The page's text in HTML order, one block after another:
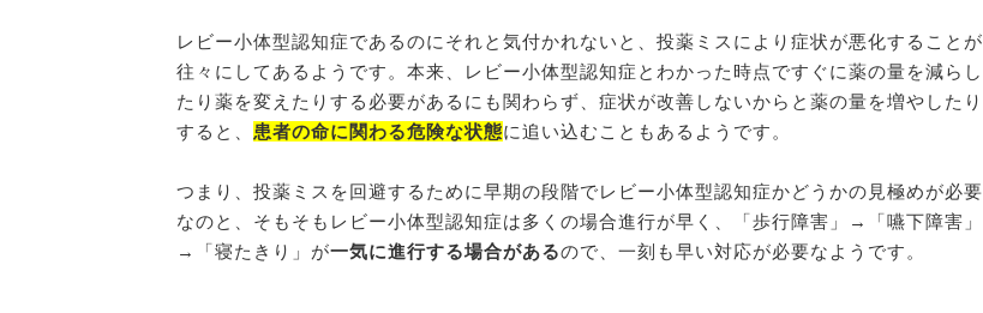
レビー小体型認知症であるのにそれと気付かれないと、投薬ミスにより症状が悪化することが
往々にしてあるようです。本来、レビー小体型認知症とわかった時点ですぐに薬の量を減らし
たり薬を変えたりする必要があるにも関わらず、症状が改善しないからと薬の量を増やしたり
すると、 患者の命に関わる危険な状態に追い込むこともあるようです。
つまり、投薬ミスを回避するために早期の段階でレビー小体型認知症かどうかの見極めが必要
なのと、そもそもレビー小体型認知症は多くの場合進行が早く、「歩行障害」→「嚥下障害」
→「寝たきり」が一気に進行する場合があるので、一刻も早い対応が必要なようです。